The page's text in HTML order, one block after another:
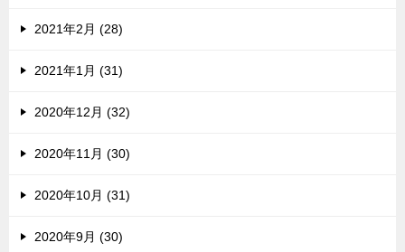
2021年2月 (28)
2021年1月 (31)
2020年12月 (32)
2020年11月 (30)
2020年10月 (31)
2020年9月 (30)